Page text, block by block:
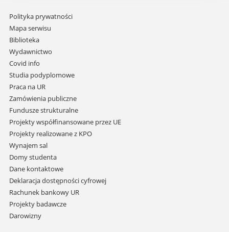
Pomiń
nawigację
i
przejdź
do
treści
Polityka prywatności
Mapa serwisu
Biblioteka
Wydawnictwo
Covid info
Studia podyplomowe
Praca na UR
Zamówienia publiczne
Fundusze strukturalne
Projekty współfinansowane przez UE
Projekty realizowane z KPO
Wynajem sal
Domy studenta
Dane kontaktowe
Deklaracja dostępności cyfrowej
Rachunek bankowy UR
Projekty badawcze
Darowizny